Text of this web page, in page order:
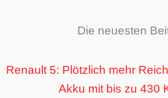
Die neuesten
Renault 5: Plötzlich mehr
Akku mit bis zu 430